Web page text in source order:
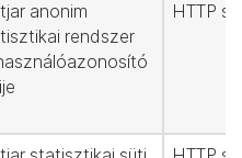
anonim
rendszer
HTTP